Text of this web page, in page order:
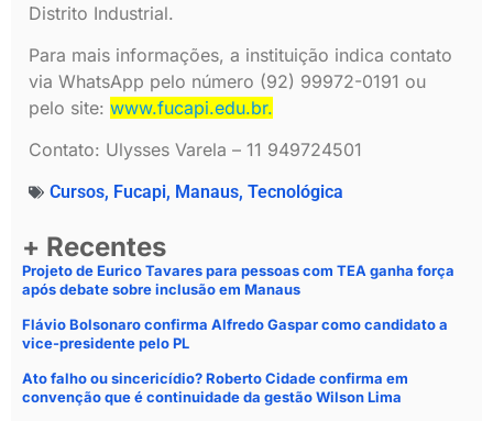
Distrito Industrial.
Para mais informações, a instituição indica contato
via WhatsApp pelo número (92) 99972-0191 ou
pelo site: www.fucapi.edu.br.
Contato: Ulysses Varela – 11 949724501
Cursos, Fucapi, Manaus, Tecnológica
+ Recentes
Projeto de Eurico Tavares para pessoas com TEA ganha força
após debate sobre inclusão em Manaus
Flávio Bolsonaro confirma Alfredo Gaspar como candidato a
vice-presidente pelo PL
Ato falho ou sincericídio? Roberto Cidade confirma em
convenção que é continuidade da gestão Wilson Lima